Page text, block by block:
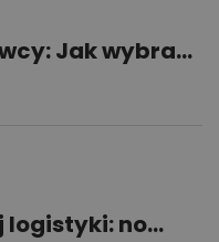
Jak wybra...
no...